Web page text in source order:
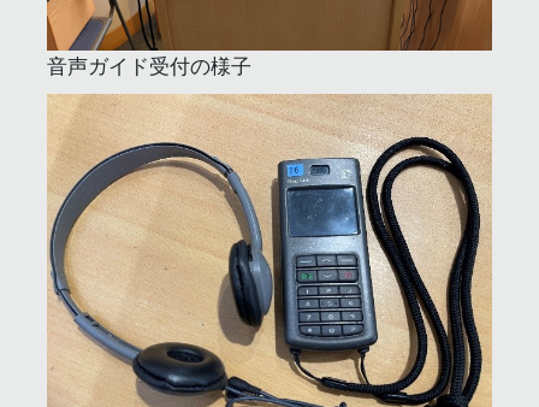
音声ガイド受付の様子